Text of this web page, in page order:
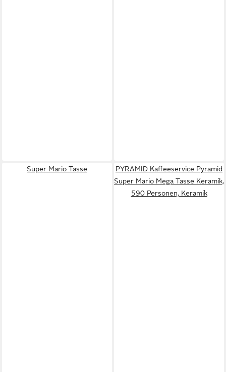
Super Mario Tasse
PYRAMID Kaffeeservice Pyramid
Super Mario Mega Tasse Keramik,
590 Personen, Keramik